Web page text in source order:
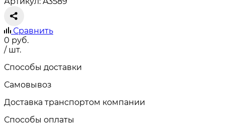
Сравнить
0 руб.
/ шт.
Способы доставки
Самовывоз
Доставка транспортом компании
Способы оплаты